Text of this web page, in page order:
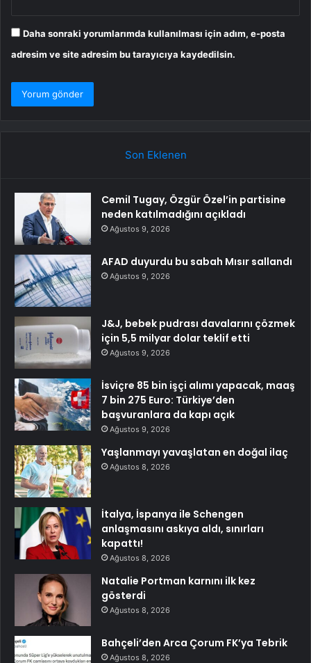
Daha sonraki yorumlarımda kullanılması için adım, e-posta
adresim ve site adresim bu tarayıcıya kaydedilsin.
Son Eklenen
Cemil Tugay, Özgür Özel’in partisine
neden katılmadığını açıkladı
Ağustos 9, 2026
AFAD duyurdu bu sabah Mısır sallandı
Ağustos 9, 2026
J&J, bebek pudrası davalarını çözmek
için 5,5 milyar dolar teklif etti
Ağustos 9, 2026
İsviçre 85 bin işçi alımı yapacak, maaş
7 bin 275 Euro: Türkiye’den
başvuranlara da kapı açık
Ağustos 9, 2026
Yaşlanmayı yavaşlatan en doğal ilaç
Ağustos 8, 2026
İtalya, İspanya ile Schengen
anlaşmasını askıya aldı, sınırları
kapattı!
Ağustos 8, 2026
Natalie Portman karnını ilk kez
gösterdi
Ağustos 8, 2026
Bahçeli’den Arca Çorum FK’ya Tebrik
Ağustos 8, 2026